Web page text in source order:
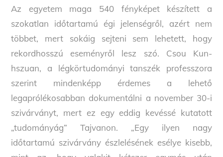
Az egyetem maga 540 fényképet készített a
szokatlan időtartamú égi jelenségről, azért nem
többet, mert sokáig sejteni sem lehetett, hogy
rekordhosszú eseményről lesz szó. Csou Kun-
hszuan, a légkörtudományi tanszék professzora
szerint mindenképp érdemes a lehető
legaprólékosabban dokumentálni a november 30-i
szivárványt, mert ez egy eddig kevéssé kutatott
„tudományág” Tajvanon. „Egy ilyen nagy
időtartamú szivárvány észlelésének esélye kisebb,